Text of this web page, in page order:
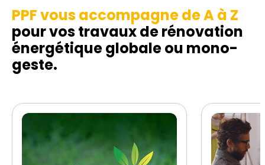
PPF vous accompagne de A à Z
pour vos travaux de rénovation
énergétique globale ou mono-
geste.